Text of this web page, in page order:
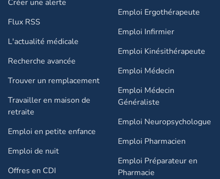
Créer une alerte
Flux RSS
L'actualité médicale
Recherche avancée
Trouver un remplacement
Travailler en maison de
retraite​
Emploi en petite enfance​
Emploi de nuit​
Offres en CDI
Emploi Ergothérapeute
Emploi Infirmier
Emploi Kinésithérapeute
Emploi Médecin
Emploi Médecin
Généraliste
Emploi Neuropsychologue
Emploi Pharmacien
Emploi Préparateur en
Pharmacie